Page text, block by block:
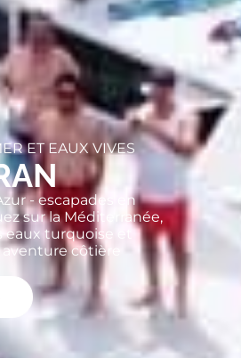
ET EAUX VIVES
- escapades en
sur la Méditerranée,
turquoise et
côtière